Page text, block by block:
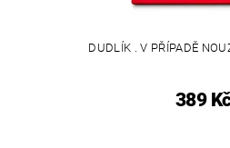
DUDLÍK . V PŘÍPADĚ
389